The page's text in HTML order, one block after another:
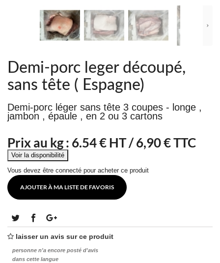
Demi-porc leger découpé,
sans tête ( Espagne)
Demi-porc léger sans tête 3 coupes - longe ,
jambon , épaule , en 2 ou 3 cartons
Prix au kg : 6.54€ HT /6,90 € TTC
Vous devez être connecté pour acheter ce produit
AJOUTER À MA LISTE DE FAVORIS
laisser un avis sur ce produit
personne n'a encore posté d'avis
dans cette langue